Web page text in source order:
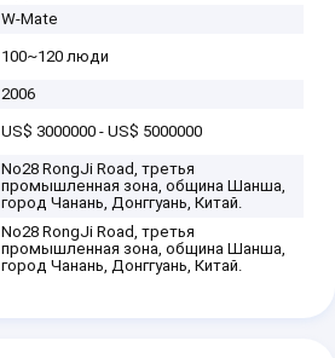
W-Mate
100~120 люди
2006
US$ 3000000 - US$ 5000000
No28 RongJi Road, третья
промышленная зона, община Шанша,
город Чанань, Донггуань, Китай.
No28 RongJi Road, третья
промышленная зона, община Шанша,
город Чанань, Донггуань, Китай.